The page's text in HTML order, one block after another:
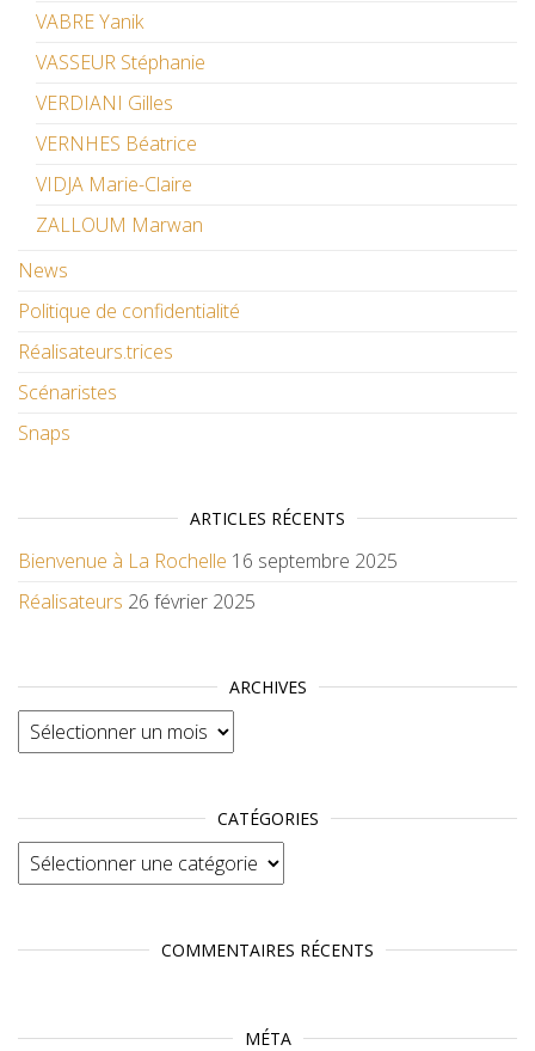
VABRE Yanik
VASSEUR Stéphanie
VERDIANI Gilles
VERNHES Béatrice
VIDJA Marie-Claire
ZALLOUM Marwan
News
Politique de confidentialité
Réalisateurs.trices
Scénaristes
Snaps
ARTICLES RÉCENTS
Bienvenue à La Rochelle 16 septembre 2025
Réalisateurs 26 février 2025
ARCHIVES
Archives
CATÉGORIES
Catégories
COMMENTAIRES RÉCENTS
MÉTA